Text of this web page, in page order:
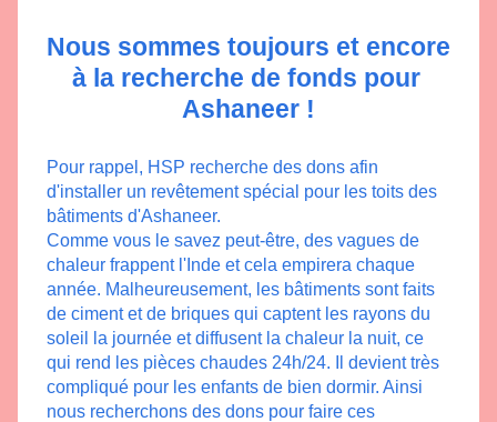
Nous sommes toujours et encore
à la recherche de fonds pour
Ashaneer !
Pour rappel, HSP recherche des dons afin
d'installer un revêtement spécial pour les toits des
bâtiments d'Ashaneer.
Comme vous le savez peut-être, des vagues de
chaleur frappent l'Inde et cela empirera chaque
année. Malheureusement, les bâtiments sont faits
de ciment et de briques qui captent les rayons du
soleil la journée et diffusent la chaleur la nuit, ce
qui rend les pièces chaudes 24h/24. Il devient très
compliqué pour les enfants de bien dormir. Ainsi
nous recherchons des dons pour faire ces